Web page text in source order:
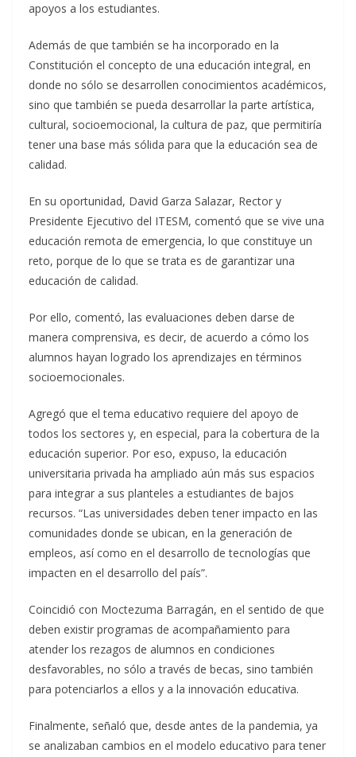
apoyos a los estudiantes.
Además de que también se ha incorporado en la
Constitución el concepto de una educación integral, en
donde no sólo se desarrollen conocimientos académicos,
sino que también se pueda desarrollar la parte artística,
cultural, socioemocional, la cultura de paz, que permitiría
tener una base más sólida para que la educación sea de
calidad.
En su oportunidad, David Garza Salazar, Rector y
Presidente Ejecutivo del ITESM, comentó que se vive una
educación remota de emergencia, lo que constituye un
reto, porque de lo que se trata es de garantizar una
educación de calidad.
Por ello, comentó, las evaluaciones deben darse de
manera comprensiva, es decir, de acuerdo a cómo los
alumnos hayan logrado los aprendizajes en términos
socioemocionales.
Agregó que el tema educativo requiere del apoyo de
todos los sectores y, en especial, para la cobertura de la
educación superior. Por eso, expuso, la educación
universitaria privada ha ampliado aún más sus espacios
para integrar a sus planteles a estudiantes de bajos
recursos. “Las universidades deben tener impacto en las
comunidades donde se ubican, en la generación de
empleos, así como en el desarrollo de tecnologías que
impacten en el desarrollo del país”.
Coincidió con Moctezuma Barragán, en el sentido de que
deben existir programas de acompañamiento para
atender los rezagos de alumnos en condiciones
desfavorables, no sólo a través de becas, sino también
para potenciarlos a ellos y a la innovación educativa.
Finalmente, señaló que, desde antes de la pandemia, ya
se analizaban cambios en el modelo educativo para tener